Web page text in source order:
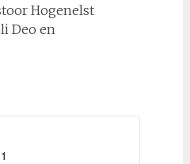
Hogenelst
Deo en